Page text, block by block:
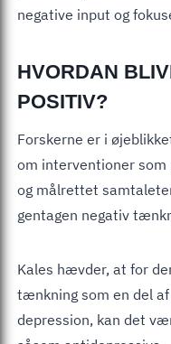
negative input og
HVORDAN
POSITIV?
Forskerne er i
om interventioner
og målrettet
gentagen negativ
Kales hævder, at for
tænkning som en del
depression, kan det